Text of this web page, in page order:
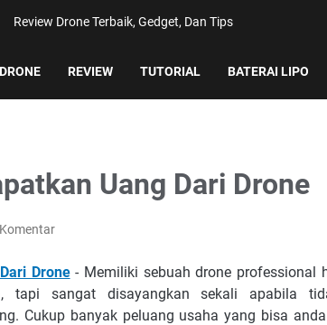
Review Drone Terbaik, Gedget, Dan Tips
REVIEW TUTORIAL BATERAI LIPO
Uang Dari Drone
Drone- Memiliki sebuah drone professional
tapi sangat disayangkan sekali apabila
Cukup banyak peluang usaha yang bisa